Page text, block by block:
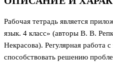
Рабочая тетрадь является
язык. 4 класс» (авторы В. В.
Некрасова). Регулярная работа
способствовать решению